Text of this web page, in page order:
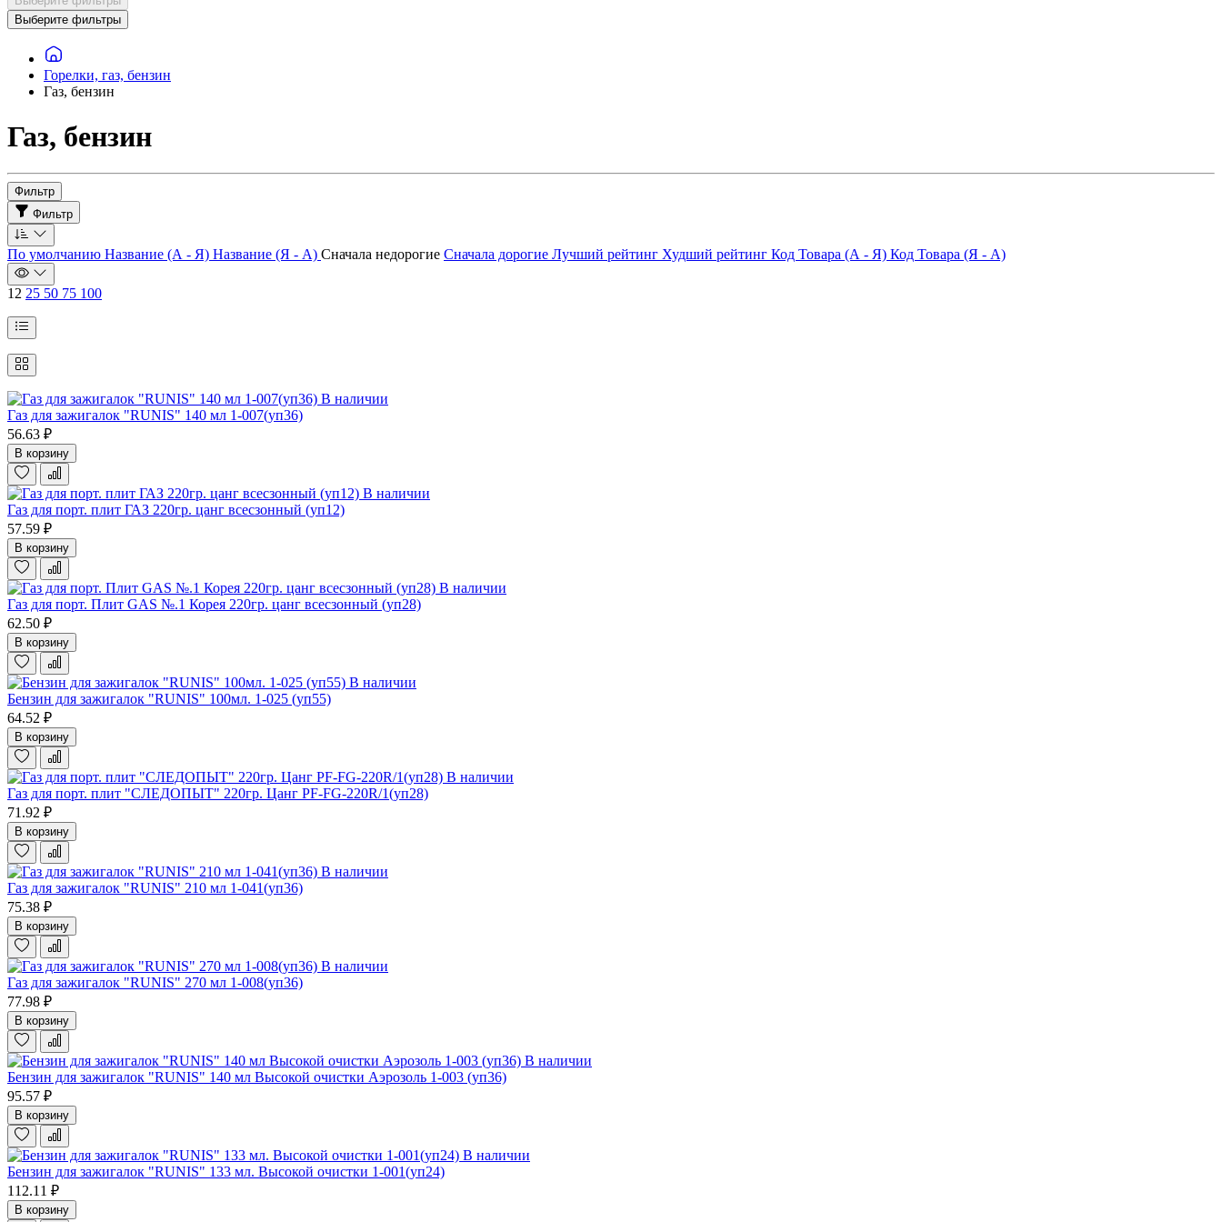
Выберите фильтры
Горелки, газ, бензин
Газ, бензин
Газ, бензин
Фильтр
Фильтр
По умолчанию Название (А - Я) Название (Я - А) Сначала недорогие Сначала дорогие Лучший рейтинг Худший рейтинг Код Товара (А - Я) Код Товара (Я - А)
12 25 50 75 100
В наличии
Газ для зажигалок "RUNIS" 140 мл 1-007(уп36)
56.63 ₽
В корзину
В наличии
Газ для порт. плит ГАЗ 220гр. цанг всесзонный (уп12)
57.59 ₽
В корзину
В наличии
Газ для порт. Плит GAS №.1 Корея 220гр. цанг всесзонный (уп28)
62.50 ₽
В корзину
В наличии
Бензин для зажигалок "RUNIS" 100мл. 1-025 (уп55)
64.52 ₽
В корзину
В наличии
Газ для порт. плит "СЛЕДОПЫТ" 220гр. Цанг PF-FG-220R/1(уп28)
71.92 ₽
В корзину
В наличии
Газ для зажигалок "RUNIS" 210 мл 1-041(уп36)
75.38 ₽
В корзину
В наличии
Газ для зажигалок "RUNIS" 270 мл 1-008(уп36)
77.98 ₽
В корзину
В наличии
Бензин для зажигалок "RUNIS" 140 мл Высокой очистки Аэрозоль 1-003 (уп36)
95.57 ₽
В корзину
В наличии
Бензин для зажигалок "RUNIS" 133 мл. Высокой очистки 1-001(уп24)
112.11 ₽
В корзину